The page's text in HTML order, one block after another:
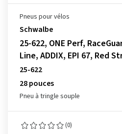
Pneus pour vélos
Schwalbe
25-622, ONE Perf,
Line, ADDIX, EPI 67, Red
25-622
28 pouces
Pneu à tringle souple
(0)